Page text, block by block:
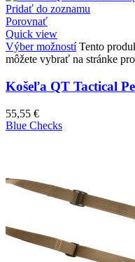
Pridať do zoznamu
Porovnať
Quick view
Výber možností Tento
môžete vybrať na stránke
Košeľa QT Tactical
55,55 €
Blue Checks